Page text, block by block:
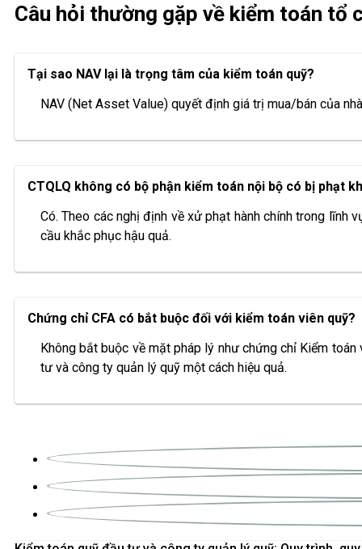
Câu hỏi thường gặp về kiểm toán tổ
Tại sao NAV lại là trọng tâm của kiểm toán quỹ?
NAV (Net Asset Value) quyết định giá trị mua/bán của
CTQLQ không có bộ phận kiểm toán nội bộ có bị phạt
Có. Theo các nghị định về xử phạt hành chính trong
cầu khắc phục hậu quả.
Chứng chỉ CFA có bắt buộc đối với kiểm toán viên quỹ?
Không bắt buộc về mặt pháp lý như chứng chỉ Kiểm
tư và công ty quản lý quỹ một cách hiệu quả.